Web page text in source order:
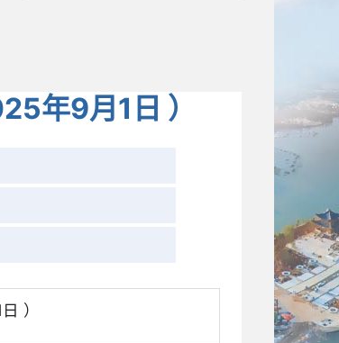
年9月1日 ）
）